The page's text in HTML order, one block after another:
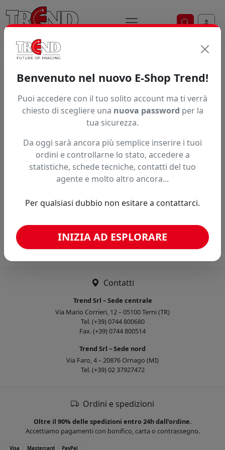
Ricerca
Articolo non trovato.
Hai trovato questo prodotto ad un prezzo più basso?
Fai una segnalazione
Confronta con articoli simili
Caricamento confronto...
Contatti
Trend Srl – Sede centrale
Via Mario Corrieri, 12 – 05100 Terni (TR)
Tel. (+39) 0744 800680
Fax. (+39) 0744 800514
Trend Srl – Sede nord
Via Faro, 4 – 20876 Ornago (MI)
Tel. (+39) 02 37927472
Ordini e spedizioni
Oltre il 90% delle spedizioni entro 24h dall’ordine.
Accettiamo pagamenti con bonifico, carta o contrassegno.
Visa Mastercard PayPal
Benvenuto nel nuovo E-Shop Trend!
Puoi accedere con il tuo solito account ma ti verrà
chiesto di scegliere una nuova password per la
tua sicurezza.
Da oggi sarà ancora più semplice inserire i tuoi
ordini e controllarne lo stato, accedere a
statistiche, schede tecniche, contatti del tuo
agente e molto altro ancora...
Per qualsiasi dubbio non esitare a contattarci.
INIZIA AD ESPLORARE